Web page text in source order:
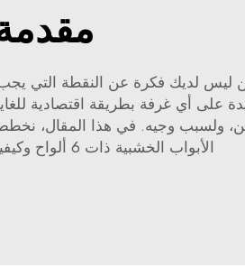
ليس لديك فكرة عن النقطة التي
ولسبب وجيه. في هذا المقال،
الأبواب الخشبية ذات 6 ألواح وكيفية جعلها خيارًا مميزًا.